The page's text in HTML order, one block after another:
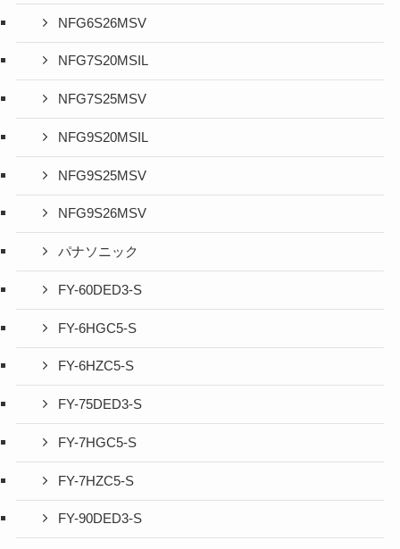
NFG6S26MSV
NFG7S20MSIL
NFG7S25MSV
NFG9S20MSIL
NFG9S25MSV
NFG9S26MSV
パナソニック
FY-60DED3-S
FY-6HGC5-S
FY-6HZC5-S
FY-75DED3-S
FY-7HGC5-S
FY-7HZC5-S
FY-90DED3-S